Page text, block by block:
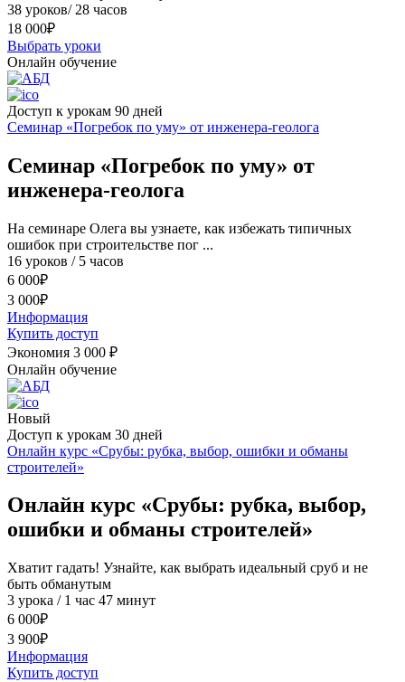
38 уроков/ 28 часов
18 000₽
Выбрать уроки
Онлайн обучение
Доступ к урокам 90 дней
Семинар «Погребок по уму» от инженера-геолога
Семинар «Погребок по уму» от
инженера-геолога
На cеминаре Олега вы узнаете, как избежать типичных
ошибок при строительстве пог ...
16 уроков / 5 часов
6 000₽
3 000₽
Информация
Купить доступ
Экономия 3 000 ₽
Онлайн обучение
Новый
Доступ к урокам 30 дней
Онлайн курс «Срубы: рубка, выбор, ошибки и обманы
строителей»
Онлайн курс «Срубы: рубка, выбор,
ошибки и обманы строителей»
Хватит гадать! Узнайте, как выбрать идеальный сруб и не
быть обманутым
3 урока / 1 час 47 минут
6 000₽
3 900₽
Информация
Купить доступ